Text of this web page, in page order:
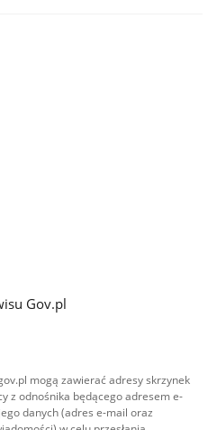
Gov.pl
mogą zawierać adresy skrzynek
z odnośnika będącego adresem e-
danych (adres e-mail oraz